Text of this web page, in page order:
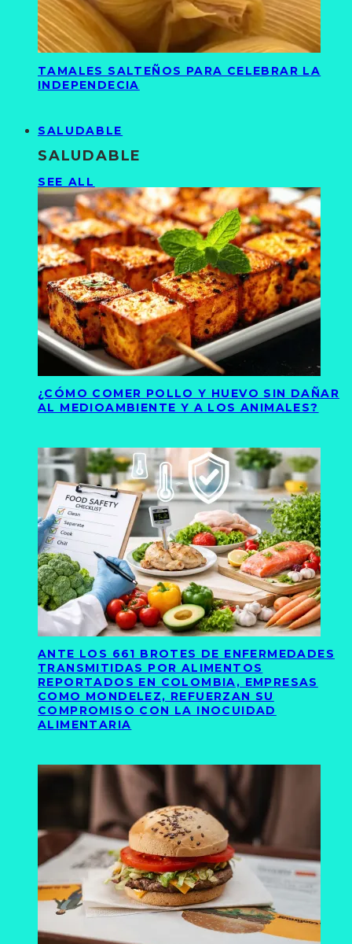
TAMALES SALTEÑOS PARA CELEBRAR LA
INDEPENDECIA
SALUDABLE
SALUDABLE
SEE ALL
¿CÓMO COMER POLLO Y HUEVO SIN DAÑAR
AL MEDIOAMBIENTE Y A LOS ANIMALES?
ANTE LOS 661 BROTES DE ENFERMEDADES
TRANSMITIDAS POR ALIMENTOS
REPORTADOS EN COLOMBIA, EMPRESAS
COMO MONDELEZ, REFUERZAN SU
COMPROMISO CON LA INOCUIDAD
ALIMENTARIA